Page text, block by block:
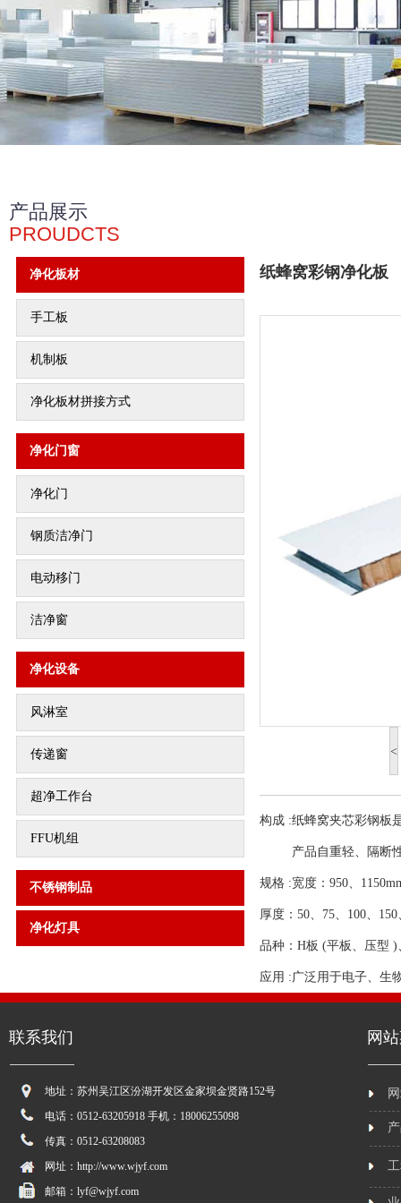
产品展示
PROUDCTS
净化板材
手工板
机制板
净化板材拼接方式
净化门窗
净化门
钢质洁净门
电动移门
洁净窗
净化设备
风淋室
传递窗
超净工作台
FFU机组
不锈钢制品
净化灯具
纸蜂窝彩钢净化板
<
构成 :纸蜂窝夹芯彩钢板
产品自重轻、隔断性
规格 :宽度：950、
厚度：50、75、100、
品种：H板 (平板、压型 )
应用 :广泛用于电子、生
联系我们
地址：苏州吴江区汾湖开发区金家坝金贤路152号
电话：0512-63205918 手机：18006255098
传真：0512-63208083
网址：http://www.wjyf.com
邮箱：lyf@wjyf.com
网